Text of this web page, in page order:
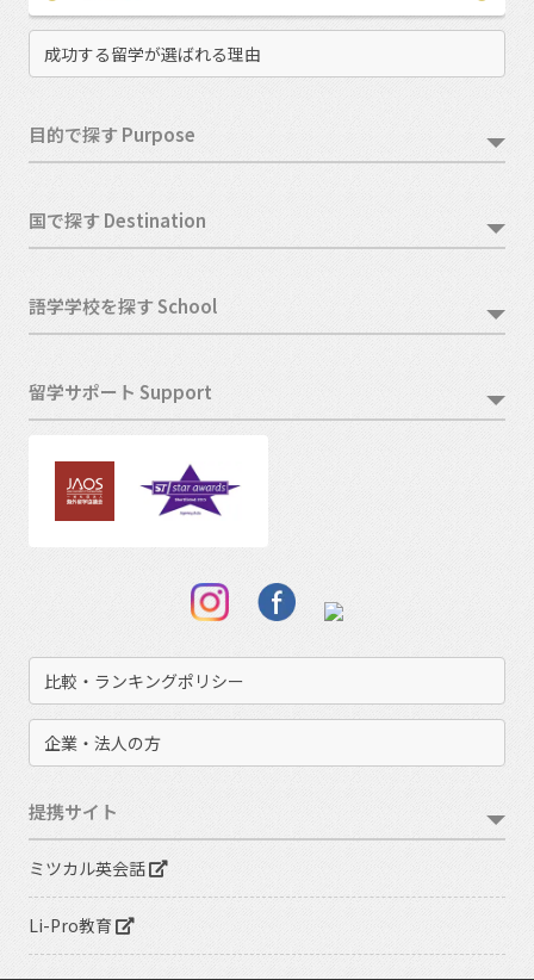
成功する留学が選ばれる理由
目的で探す Purpose
国で探す Destination
語学学校を探す School
留学サポート Support
比較・ランキングポリシー
企業・法人の方
提携サイト
ミツカル英会話
Li-Pro教育